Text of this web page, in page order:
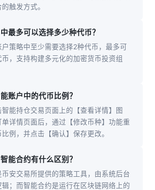
触发方式。
最多可以选择多少种代币？
策略中至少需要选择2种代币，最多可
币，支持构建多元化的加密货币投资组
账户中的代币比例？
智能持仓交易页面上的【查看详情】图
详情页面后，通过【修改币种】功能重
例，并点击【确认】保存更改。
能合约有什么区别？
安交易所提供的策略工具，由系统后台
；而智能合约是运行在区块链网络上的